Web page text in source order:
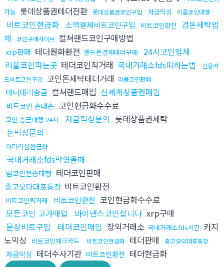
가능 롯데상품권테더전환 롯데상품권코인구입 자금믹싱 리플코인대행
비트코인현금화 소액결제비트코인구입 비트코인환전
검돈세탁업
체
코인구매사이트 컬쳐랜드코인구매방법
xrp판매 테더원화환전 핸드폰결제테더구매
24시코인업체
리플코인파는곳 테더코인직거래 국내거래소fds피하는법
신용카
드비트코인구입 코인돈세탁테더거래 리플코인판매
테더대리송금 컬쳐랜드매입 신세계상품권매입
비트코인 손대손 코인현금화수수료
코인 송금대행 24시 자금믹싱문의 롯데상품권세탁
돈믹싱문의
이더리움현금화
국내거래소fds막혔을때
밈코인전송대행 테더코인판매
중고오다대포통장 비트코인환전
비트코인퀵거래 비트코인환전 코인현금화수수료
모든코인 고가매입
바이낸스코인삽니다 xrp구매
문상비트구입
테더코인매입 장외거래소 국내거래소fds시간 카지
노믹싱
비트코인체크카드 비트코인현금화 테더판매 중고오다대포통장
자금믹싱 테더수사기관 비트코인환전 테더현금화